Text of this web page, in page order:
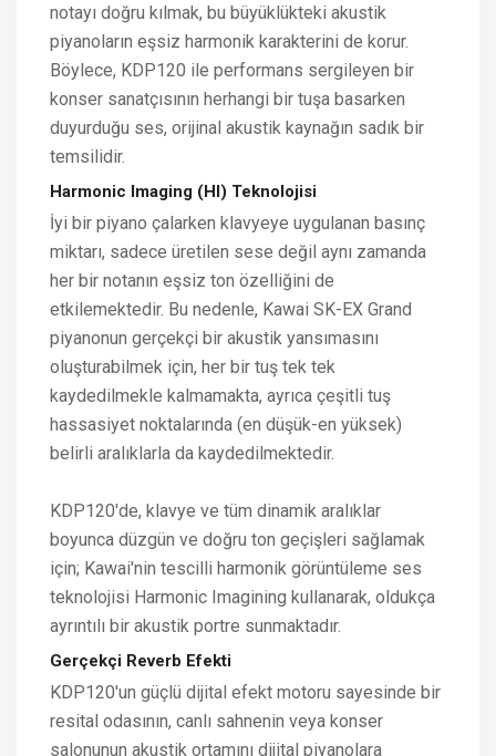
notayı doğru kılmak, bu büyüklükteki akustik
piyanoların eşsiz harmonik karakterini de korur.
Böylece, KDP120 ile performans sergileyen bir
konser sanatçısının herhangi bir tuşa basarken
duyurduğu ses, orijinal akustik kaynağın sadık bir
temsilidir.
Harmonic Imaging (HI) Teknolojisi
İyi bir piyano çalarken klavyeye uygulanan basınç
miktarı, sadece üretilen sese değil aynı zamanda
her bir notanın eşsiz ton özelliğini de
etkilemektedir. Bu nedenle, Kawai SK-EX Grand
piyanonun gerçekçi bir akustik yansımasını
oluşturabilmek için, her bir tuş tek tek
kaydedilmekle kalmamakta, ayrıca çeşitli tuş
hassasiyet noktalarında (en düşük-en yüksek)
belirli aralıklarla da kaydedilmektedir.
KDP120'de, klavye ve tüm dinamik aralıklar
boyunca düzgün ve doğru ton geçişleri sağlamak
için; Kawai'nin tescilli harmonik görüntüleme ses
teknolojisi Harmonic Imagining kullanarak, oldukça
ayrıntılı bir akustik portre sunmaktadır.
Gerçekçi Reverb Efekti
KDP120'un güçlü dijital efekt motoru sayesinde bir
resital odasının, canlı sahnenin veya konser
salonunun akustik ortamını dijital piyanolara